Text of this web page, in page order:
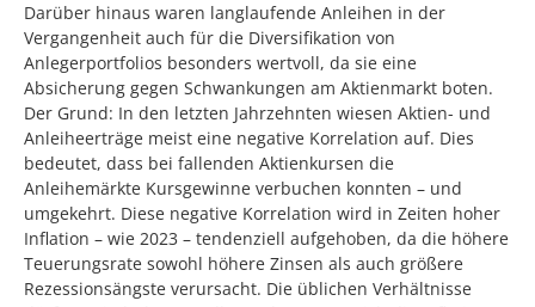
Darüber hinaus waren langlaufende Anleihen in der
Vergangenheit auch für die Diversifikation von
Anlegerportfolios besonders wertvoll, da sie eine
Absicherung gegen Schwankungen am Aktienmarkt boten.
Der Grund: In den letzten Jahrzehnten wiesen Aktien- und
Anleiheerträge meist eine negative Korrelation auf. Dies
bedeutet, dass bei fallenden Aktienkursen die
Anleihemärkte Kursgewinne verbuchen konnten – und
umgekehrt. Diese negative Korrelation wird in Zeiten hoher
Inflation – wie 2023 – tendenziell aufgehoben, da die höhere
Teuerungsrate sowohl höhere Zinsen als auch größere
Rezessionsängste verursacht. Die üblichen Verhältnisse